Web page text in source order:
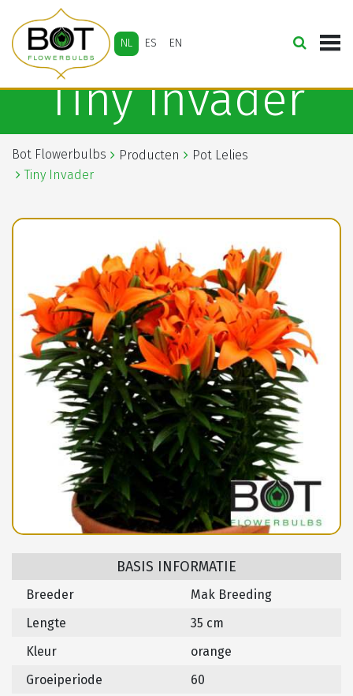
NL ES EN
Tiny Invader
Bot Flowerbulbs Producten
Pot Lelies
Tiny Invader
BASIS INFORMATIE
Breeder
Mak Breeding
Lengte
35 cm
Kleur
orange
Groeiperiode
60